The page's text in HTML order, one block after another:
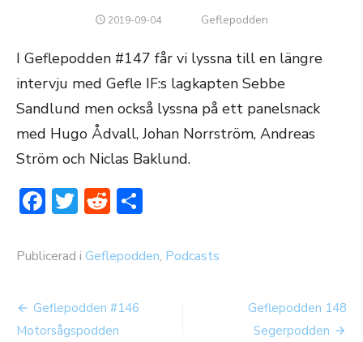
PUBLICERAT
2019-09-04 Författare
Geflepodden
I Geflepodden #147 får vi lyssna till en längre
intervju med Gefle IF:s lagkapten Sebbe
Sandlund men också lyssna på ett panelsnack
med Hugo Ådvall, Johan Norrström, Andreas
Ström och Niclas Baklund.
Facebook
Twitter
Reddit
Publicerad i Geflepodden, Podcasts
Inläggsnavigering
Geflepodden #146
Motorsågspodden
Geflepodden 148
Segerpodden